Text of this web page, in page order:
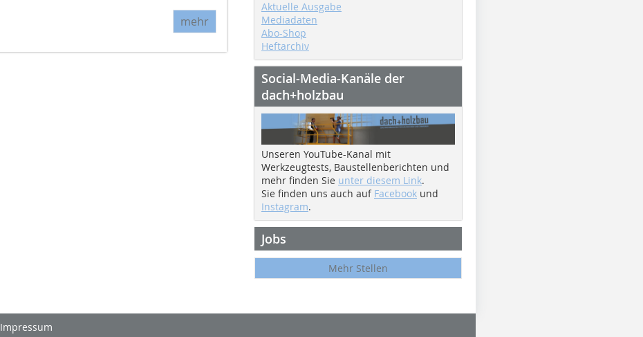
mehr
Aktuelle Ausgabe
Mediadaten
Abo-Shop
Heftarchiv
Social-Media-Kanäle der
dach+holzbau
Unseren YouTube-Kanal mit
Werkzeugtests, Baustellenberichten und
mehr finden Sie unter diesem Link.
Sie finden uns auch auf Facebook und
Instagram.
Jobs
Mehr Stellen
Impressum